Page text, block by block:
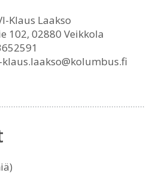
Klaus Laakso
102, 02880 Veikkola